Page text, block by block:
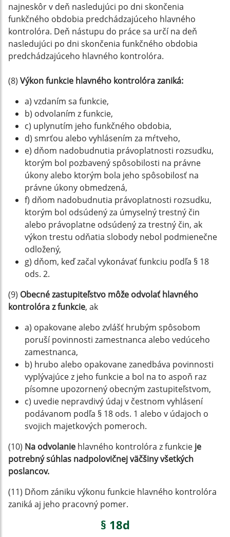
najneskôr v deň nasledujúci po dni skončenia
funkčného obdobia predchádzajúceho hlavného
kontrolóra. Deň nástupu do práce sa určí na deň
nasledujúci po dni skončenia funkčného obdobia
predchádzajúceho hlavného kontrolóra.
(8) Výkon funkcie hlavného kontrolóra zaniká:
a) vzdaním sa funkcie,
b) odvolaním z funkcie,
c) uplynutím jeho funkčného obdobia,
d) smrťou alebo vyhlásením za mŕtveho,
e) dňom nadobudnutia právoplatnosti rozsudku,
ktorým bol pozbavený spôsobilosti na právne
úkony alebo ktorým bola jeho spôsobilosť na
právne úkony obmedzená,
f) dňom nadobudnutia právoplatnosti rozsudku,
ktorým bol odsúdený za úmyselný trestný čin
alebo právoplatne odsúdený za trestný čin, ak
výkon trestu odňatia slobody nebol podmienečne
odložený,
g) dňom, keď začal vykonávať funkciu podľa § 18
ods. 2.
(9) Obecné zastupiteľstvo môže odvolať hlavného
kontrolóra z funkcie, ak
a) opakovane alebo zvlášť hrubým spôsobom
poruší povinnosti zamestnanca alebo vedúceho
zamestnanca,
b) hrubo alebo opakovane zanedbáva povinnosti
vyplývajúce z jeho funkcie a bol na to aspoň raz
písomne upozornený obecným zastupiteľstvom,
c) uvedie nepravdivý údaj v čestnom vyhlásení
podávanom podľa § 18 ods. 1 alebo v údajoch o
svojich majetkových pomeroch.
(10) Na odvolanie hlavného kontrolóra z funkcie je
potrebný súhlas nadpolovičnej väčšiny všetkých
poslancov.
(11) Dňom zániku výkonu funkcie hlavného kontrolóra
zaniká aj jeho pracovný pomer.
§ 18d